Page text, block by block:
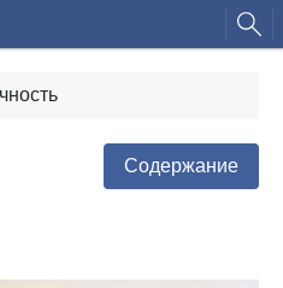
Содержание